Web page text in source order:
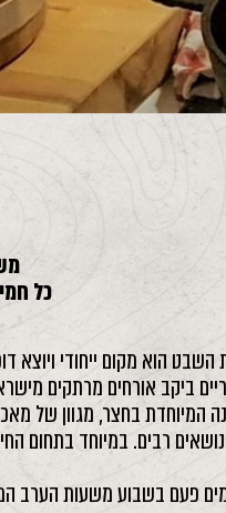
כל חמישי ב 19:30
השבט הוא מקום ייחודי
ביקב אורחים מרתקים
בחצר, מגוון של
רבים. במיוחד בתחום
פעם בשבוע משעות הערב